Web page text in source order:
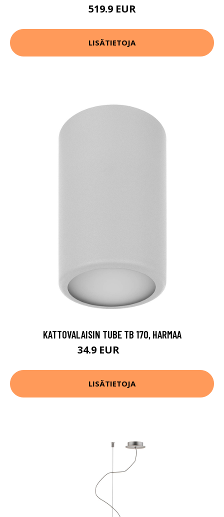
519.9 EUR
LISÄTIETOJA
KATTOVALAISIN TUBE TB 170, HARMAA
34.9 EUR
LISÄTIETOJA